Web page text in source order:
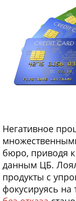
Негативное
бюро, приводя к
данным ЦБ.
продукты с
фокусируясь на